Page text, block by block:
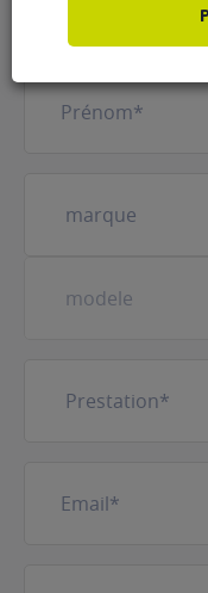
Prénom
véhicule(Nécessaire)
mail(Nécessaire)